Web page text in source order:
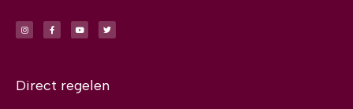
Direct regelen